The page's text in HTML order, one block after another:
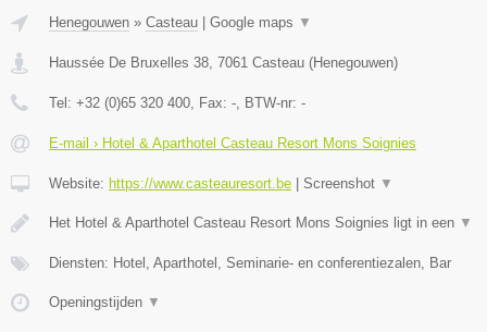
Henegouwen » Casteau | Google maps ▼
Haussée De Bruxelles 38 7061 Casteau (Henegouwen)
Tel: +32 (0)65 320 400 , Fax: - , BTW-nr: -
E-mail › Hotel & Aparthotel Casteau Resort Mons Soignies
Website: https://www.casteauresort.be | Screenshot ▼
Het Hotel & Aparthotel Casteau Resort Mons Soignies ligt in een ▼
Diensten: Hotel, Aparthotel, Seminarie- en conferentiezalen, Bar
Openingstijden ▼